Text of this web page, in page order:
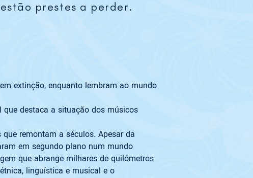
prestes a perder.
extinção, enquanto lembram ao mundo
destaca a situação dos músicos
remontam a séculos. Apesar da
em segundo plano num mundo
que abrange milhares de quilómetros
linguística e musical e o